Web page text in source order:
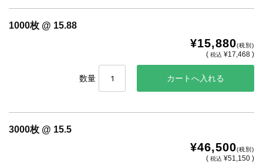
1000枚 @ 15.88
¥15,880(税別)
(税込 ¥17,468 )
数量
3000枚 @ 15.5
¥46,500(税別)
(税込 ¥51,150 )